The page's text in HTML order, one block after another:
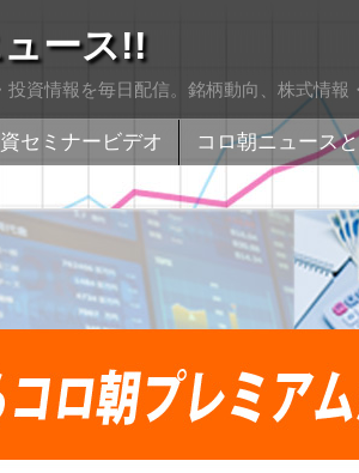
ース!!
投資情報を毎日配信。銘柄動向、株式情
セミナービデオ
コロ朝ニュース